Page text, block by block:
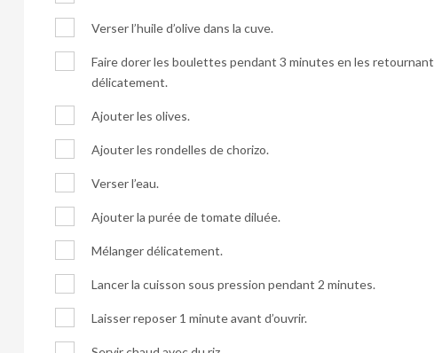
Verser l’huile d’olive dans la cuve.
Faire dorer les boulettes pendant 3 minutes en les retournant
délicatement.
Ajouter les olives.
Ajouter les rondelles de chorizo.
Verser l’eau.
Ajouter la purée de tomate diluée.
Mélanger délicatement.
Lancer la cuisson sous pression pendant 2 minutes.
Laisser reposer 1 minute avant d’ouvrir.